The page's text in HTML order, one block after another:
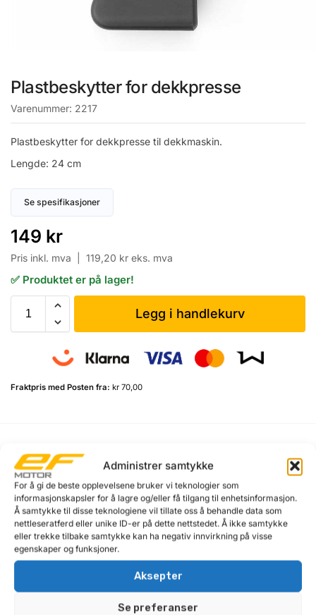
Administrer samtykke
For å gi de beste opplevelsene bruker vi teknologier som
informasjonskapsler for å lagre og/eller få tilgang til enhetsinformasjon.
Å samtykke til disse teknologiene vil tillate oss å behandle data som
nettleseratferd eller unike ID-er på dette nettstedet. Å ikke samtykke
eller trekke tilbake samtykke kan ha negativ innvirkning på visse
egenskaper og funksjoner.
Aksepter
Se preferanser
Plastbeskytter for dekkpresse
Varenummer: 2217
Plastbeskytter for dekkpresse til dekkmaskin.
Lengde: 24 cm
Se spesifikasjoner
149 kr
Pris inkl. mva | 119,20 kr eks. mva
✅ Produktet er på lager!
Legg i handlekurv
Fraktpris med Posten fra: kr 70,00
Beskrivelse
Plastbeskytter for dekkpresse til dekkmaskin.
Lengde: 24 cm
Relaterte produkter